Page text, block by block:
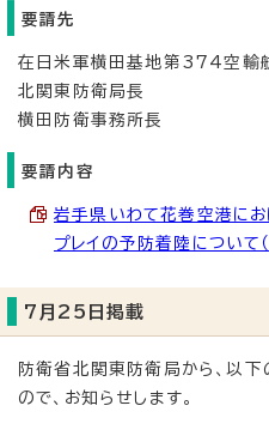
要請先
在日米軍横田基地第374空輸
北関東防衛局長
横田防衛事務所長
要請内容
岩手県いわて花巻空港に
プレイの予防着陸について
7月25日掲載
防衛省北関東防衛局から、以下
ので、お知らせします。